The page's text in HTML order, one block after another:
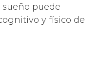
puede
y físico de